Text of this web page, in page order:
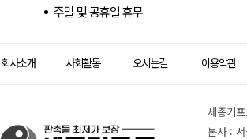
주말 및 공휴일 휴무
회사소개 사회활동 오시는길 이용약관
세종기
본사 :